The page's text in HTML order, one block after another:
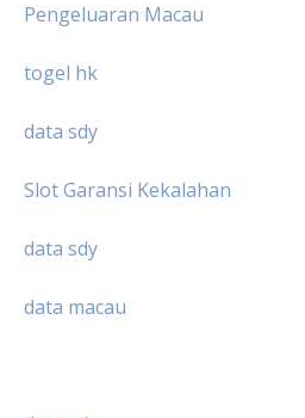
Pengeluaran Macau
togel hk
data sdy
Slot Garansi Kekalahan
data sdy
data macau